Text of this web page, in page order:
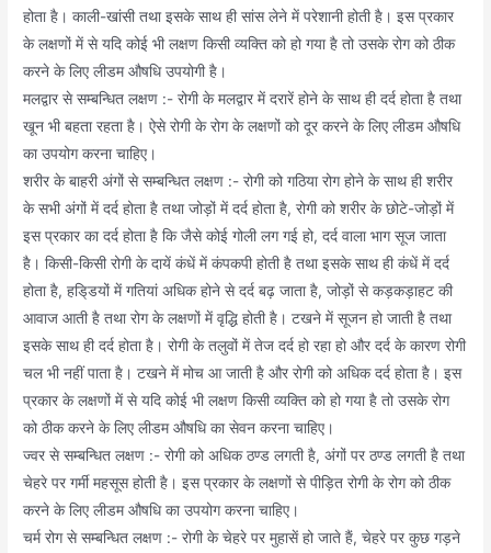
होता है। काली-खांसी तथा इसके साथ ही सांस लेने में परेशानी होती है। इस प्रकार
के लक्षणों में से यदि कोई भी लक्षण किसी व्यक्ति को हो गया है तो उसके रोग को ठीक
करने के लिए लीडम औषधि उपयोगी है।
मलद्वार से सम्बन्धित लक्षण :- रोगी के मलद्वार में दरारें होने के साथ ही दर्द होता है तथा
खून भी बहता रहता है। ऐसे रोगी के रोग के लक्षणों को दूर करने के लिए लीडम औषधि
का उपयोग करना चाहिए।
शरीर के बाहरी अंगों से सम्बन्धित लक्षण :- रोगी को गठिया रोग होने के साथ ही शरीर
के सभी अंगों में दर्द होता है तथा जोड़ों में दर्द होता है, रोगी को शरीर के छोटे-जोड़ों में
इस प्रकार का दर्द होता है कि जैसे कोई गोली लग गई हो, दर्द वाला भाग सूज जाता
है। किसी-किसी रोगी के दायें कंधें में कंपकपी होती है तथा इसके साथ ही कंधें में दर्द
होता है, हडि्डयों में गतियां अधिक होने से दर्द बढ़ जाता है, जोड़ों से कड़कड़ाहट की
आवाज आती है तथा रोग के लक्षणों में वृद्धि होती है। टखने में सूजन हो जाती है तथा
इसके साथ ही दर्द होता है। रोगी के तलुवों में तेज दर्द हो रहा हो और दर्द के कारण रोगी
चल भी नहीं पाता है। टखने में मोच आ जाती है और रोगी को अधिक दर्द होता है। इस
प्रकार के लक्षणों में से यदि कोई भी लक्षण किसी व्यक्ति को हो गया है तो उसके रोग
को ठीक करने के लिए लीडम औषधि का सेवन करना चाहिए।
ज्वर से सम्बन्धित लक्षण :- रोगी को अधिक ठण्ड लगती है, अंगों पर ठण्ड लगती है तथा
चेहरे पर गर्मी महसूस होती है। इस प्रकार के लक्षणों से पीड़ित रोगी के रोग को ठीक
करने के लिए लीडम औषधि का उपयोग करना चाहिए।
चर्म रोग से सम्बन्धित लक्षण :- रोगी के चेहरे पर मुहासें हो जाते हैं, चेहरे पर कुछ गड़ने